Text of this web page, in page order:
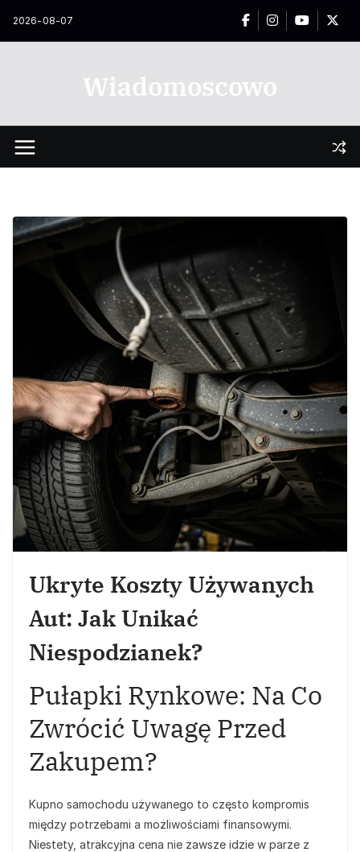
2026-08-07
Wiadomoscowo
Ukryte Koszty Używanych
Aut: Jak Unikać
Niespodzianek?
Pułapki Rynkowe: Na Co
Zwrócić Uwagę Przed
Zakupem?
Kupno samochodu używanego to często kompromis
między potrzebami a możliwościami finansowymi.
Niestety, atrakcyjna cena nie zawsze idzie w parze z